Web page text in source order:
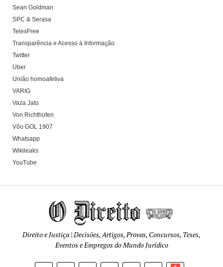
Sean Goldman
SPC & Serasa
TelexFree
Transparência e Acesso à Informação
Twitter
Uber
União homoafetiva
VARIG
Vaza Jato
Von Richthofen
Vôo GOL 1907
Whatsapp
Wikileaks
YouTube
Direito e Justiça | Decisões, Artigos, Provas, Concursos, Teses,
Eventos e Empregos do Mundo Jurídico